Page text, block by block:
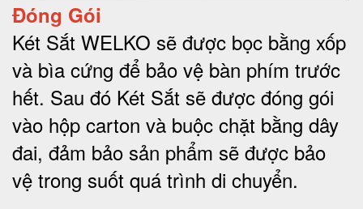
Đóng Gói
Két Sắt WELKO sẽ được bọc bằng xốp
và bìa cứng để bảo vệ bàn phím trước
hết. Sau đó Két Sắt sẽ được đóng gói
vào hộp carton và buộc chặt bằng dây
đai, đảm bảo sản phẩm sẽ được bảo
vệ trong suốt quá trình di chuyển.